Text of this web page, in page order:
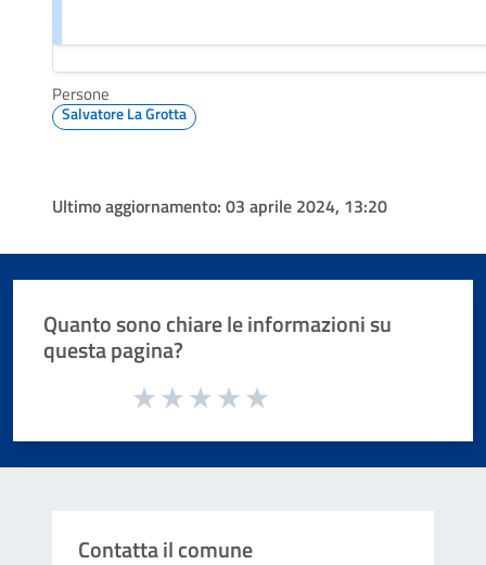
Persone
Salvatore La Grotta
Ultimo aggiornamento: 03 aprile 2024, 13:20
Quanto sono chiare le informazioni su
questa pagina?
Valuta da 1 a 5 stelle la pagina
Contatta il comune